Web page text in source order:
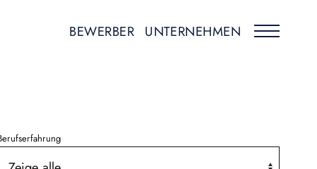
BEWERBER UNTERNEHMEN